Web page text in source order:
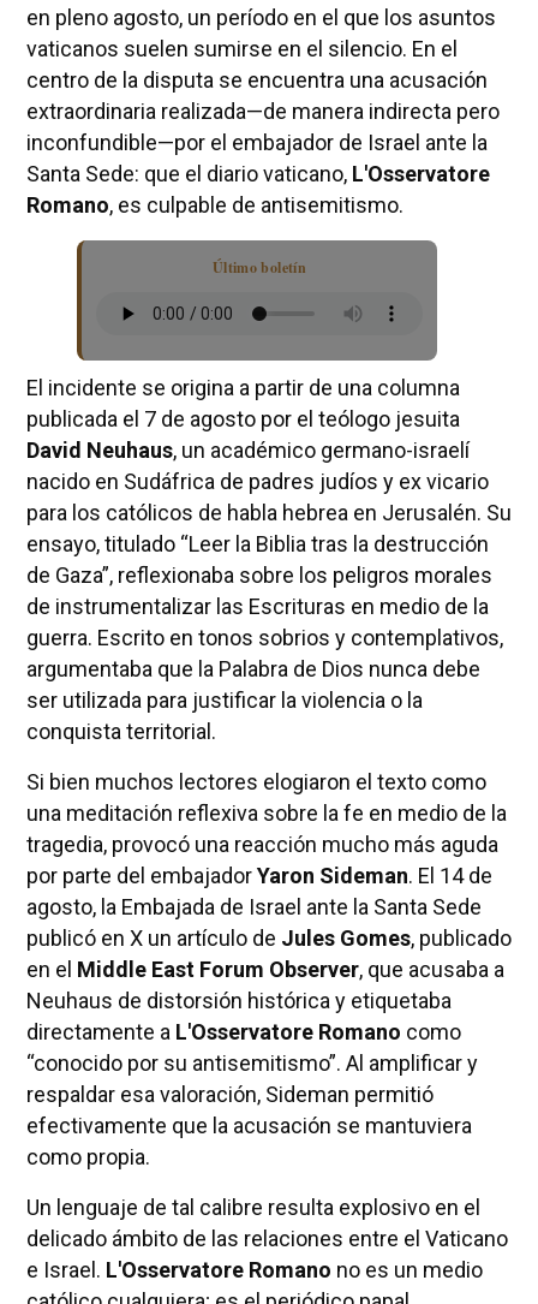
en pleno agosto, un período en el que los asuntos
vaticanos suelen sumirse en el silencio. En el
centro de la disputa se encuentra una acusación
extraordinaria realizada—de manera indirecta pero
inconfundible—por el embajador de Israel ante la
Santa Sede: que el diario vaticano, L'Osservatore
Romano, es culpable de antisemitismo.
Último boletín
El incidente se origina a partir de una columna
publicada el 7 de agosto por el teólogo jesuita
David Neuhaus, un académico germano-israelí
nacido en Sudáfrica de padres judíos y ex vicario
para los católicos de habla hebrea en Jerusalén. Su
ensayo, titulado “Leer la Biblia tras la destrucción
de Gaza”, reflexionaba sobre los peligros morales
de instrumentalizar las Escrituras en medio de la
guerra. Escrito en tonos sobrios y contemplativos,
argumentaba que la Palabra de Dios nunca debe
ser utilizada para justificar la violencia o la
conquista territorial.
Si bien muchos lectores elogiaron el texto como
una meditación reflexiva sobre la fe en medio de la
tragedia, provocó una reacción mucho más aguda
por parte del embajadorYaron Sideman. El 14 de
agosto, la Embajada de Israel ante la Santa Sede
publicó en X un artículo de Jules Gomes, publicado
en el Middle East Forum Observer, que acusaba a
Neuhaus de distorsión histórica y etiquetaba
directamente a L'Osservatore Romano como
“conocido por su antisemitismo”. Al amplificar y
respaldar esa valoración, Sideman permitió
efectivamente que la acusación se mantuviera
como propia.
Un lenguaje de tal calibre resulta explosivo en el
delicado ámbito de las relaciones entre el Vaticano
e Israel. L'Osservatore Romano no es un medio